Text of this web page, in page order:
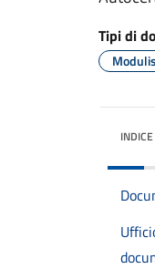
Tipi di